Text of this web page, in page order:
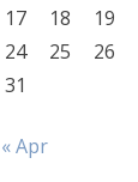
17
18 19
24
25 26
31
« Apr